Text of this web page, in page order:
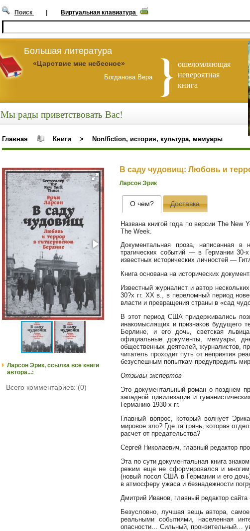
Поиск | Виртуальная клавиатура
Большая литература
«Царствие мне небесное»
Богданова Вера
ошеломляющая
невероятная
книга
Мы рады приветствовать Вас!
Главная Книги > Non/fiction, история, культура, мемуары
Ларсон Эрик, ссылка все книги
автора...:
Всего комментариев: (0)
В саду чудовищ: Любовь и
Ларсон Эрик
О чем? Доставка
Названа книгой года по версии The
The Week.
Документальная проза, написанная в
трагических событий — в Германии
известных исторических личностей —
Книга основана на исторических
Известный журналист и автор
30?х гг. XX в., в переломный период
власти и превращения страны в «сад
В этот период США придерживались
инакомыслящих и признаков будущего
Берлине, и его дочь, светская
официальные документы, мемуары,
общественных деятелей, журналистов,
читатель проходит путь от неприятия
безуспешным попыткам предупредить
Отзывы экспертов
Это документальный роман о позднем
западной цивилизации и
Германию 1930-х гг.
Главный вопрос, который волнует
мировое зло? Где та грань, которая
расчет от предательства?
Сергей Николаевич, главный редактор
Эта по сути документальная книга
режим еще не сформировался и многим
(новый посол США в Германии и его
в атмосферу ужаса и безнадежности
Дмитрий Иванов, главный редактор сайта
Безусловно, лучшая вещь автора,
реальными событиями, населенная
опасности… Сильный, пронзительный…